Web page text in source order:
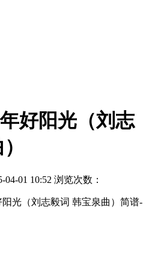
好阳光（刘志
04-01 10:52 浏览次数：
光（刘志毅词 韩宝泉曲）简谱-